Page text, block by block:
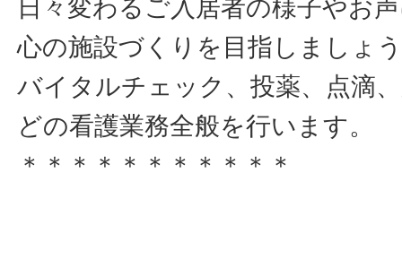
日々変わるご入居者の様子やお
心の施設づくりを目指しましょ
バイタルチェック、投薬、点滴
どの看護業務全般を行います。
＊＊＊＊＊＊＊＊＊＊＊